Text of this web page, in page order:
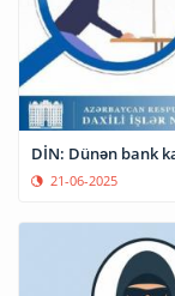
DİN: Dünən bank
21-06-2025